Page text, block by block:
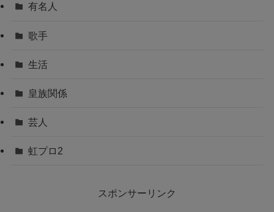
有名人
歌手
生活
皇族関係
芸人
虹プロ2
スポンサーリンク